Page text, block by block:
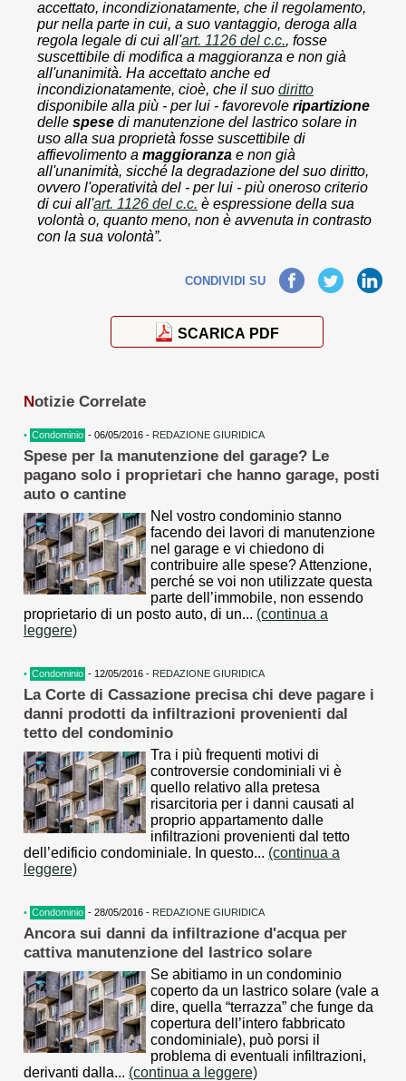
accettato, incondizionatamente, che il regolamento,
pur nella parte in cui, a suo vantaggio, deroga alla
regola legale di cui all'art. 1126 del c.c., fosse
suscettibile di modifica a maggioranza e non già
all'unanimità. Ha accettato anche ed
incondizionatamente, cioè, che il suo diritto
disponibile alla più - per lui - favorevole ripartizione
delle spese di manutenzione del lastrico solare in
uso alla sua proprietà fosse suscettibile di
affievolimento a maggioranza e non già
all'unanimità, sicché la degradazione del suo diritto,
ovvero l'operatività del - per lui - più oneroso criterio
di cui all'art. 1126 del c.c. è espressione della sua
volontà o, quanto meno, non è avvenuta in contrasto
con la sua volontà”.
CONDIVIDI SUFacebook TwitterLinkedIn
SCARICA PDF
Notizie Correlate
• Condominio - 06/05/2016 - REDAZIONE GIURIDICA
Spese per la manutenzione del garage? Le
pagano solo i proprietari che hanno garage, posti
auto o cantine
Nel vostro condominio stanno
facendo dei lavori di manutenzione
nel garage e vi chiedono di
contribuire alle spese? Attenzione,
perché se voi non utilizzate questa
parte dell’immobile, non essendo
proprietario di un posto auto, di un... (continua a
leggere)
• Condominio - 12/05/2016 - REDAZIONE GIURIDICA
La Corte di Cassazione precisa chi deve pagare i
danni prodotti da infiltrazioni provenienti dal
tetto del condominio
Tra i più frequenti motivi di
controversie condominiali vi è
quello relativo alla pretesa
risarcitoria per i danni causati al
proprio appartamento dalle
infiltrazioni provenienti dal tetto
dell’edificio condominiale. In questo... (continua a
leggere)
• Condominio - 28/05/2016 - REDAZIONE GIURIDICA
Ancora sui danni da infiltrazione d'acqua per
cattiva manutenzione del lastrico solare
Se abitiamo in un condominio
coperto da un lastrico solare (vale a
dire, quella “terrazza” che funge da
copertura dell’intero fabbricato
condominiale), può porsi il
problema di eventuali infiltrazioni,
derivanti dalla... (continua a leggere)